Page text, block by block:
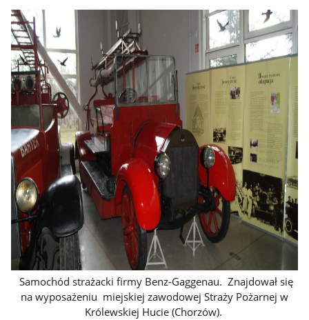
Samochód strażacki firmy Benz-Gaggenau. Znajdował się
na wyposażeniu miejskiej zawodowej Straży Pożarnej w
Królewskiej Hucie (Chorzów).